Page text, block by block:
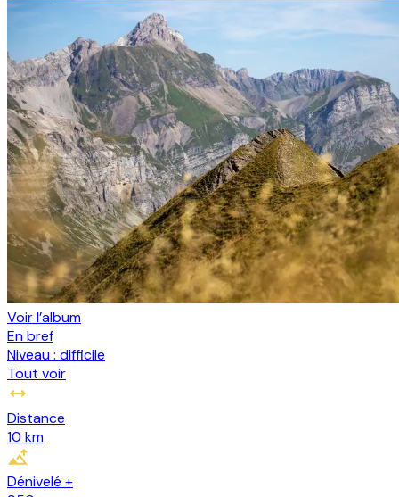
Voir l’album
En bref
Niveau : difficile
Tout voir
Distance
10 km
Dénivelé +